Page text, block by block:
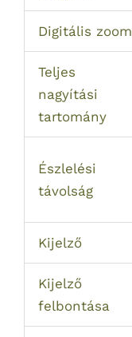
Digitális zoom
Teljes
nagyítási
tartomány
Észlelési
távolság
Kijelző
Kijelző
felbontása